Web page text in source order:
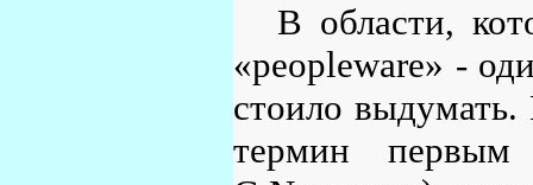
В области,
«peopleware» -
стоило
термин